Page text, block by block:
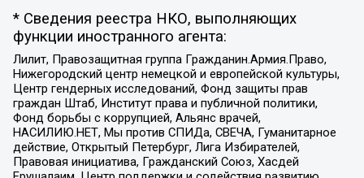
* Сведения реестра НКО, выполняющих
функции иностранного агента:
Лилит, Правозащитная группа Гражданин.Армия.Право,
Нижегородский центр немецкой и европейской культуры,
Центр гендерных исследований, Фонд защиты прав
граждан Штаб, Институт права и публичной политики,
Фонд борьбы с коррупцией, Альянс врачей,
НАСИЛИЮ.НЕТ, Мы против СПИДа, СВЕЧА, Гуманитарное
действие, Открытый Петербург, Лига Избирателей,
Правовая инициатива, Гражданский Союз, Хасдей